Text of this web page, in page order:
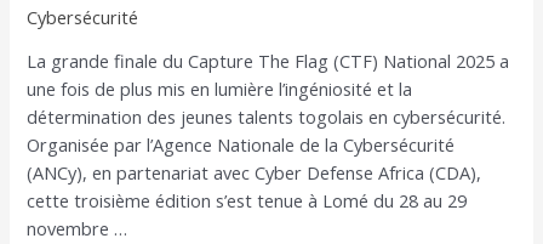
Cybersécurité
La grande finale du Capture The Flag (CTF) National 2025 a
une fois de plus mis en lumière l’ingéniosité et la
détermination des jeunes talents togolais en cybersécurité.
Organisée par l’Agence Nationale de la Cybersécurité
(ANCy), en partenariat avec Cyber Defense Africa (CDA),
cette troisième édition s’est tenue à Lomé du 28 au 29
novembre …